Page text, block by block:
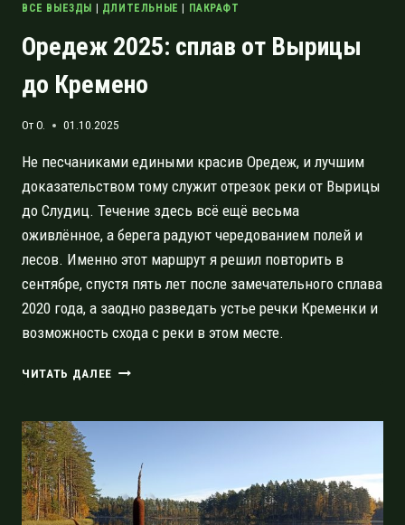
ВСЕ ВЫЕЗДЫ | ДЛИТЕЛЬНЫЕ | ПАКРАФТ
Оредеж 2025: сплав от Вырицы
до Кремено
ОтO. 01.10.2025
Не песчаниками едиными красив Оредеж, и лучшим
доказательством тому служит отрезок реки от Вырицы
до Слудиц. Течение здесь всё ещё весьма
оживлённое, а берега радуют чередованием полей и
лесов. Именно этот маршрут я решил повторить в
сентябре, спустя пять лет после замечательного сплава
2020 года, а заодно разведать устье речки Кременки и
возможность схода с реки в этом месте.
ЧИТАТЬ ДАЛЕЕ ОРЕДЕЖ
ОТ
КРЕМЕНО